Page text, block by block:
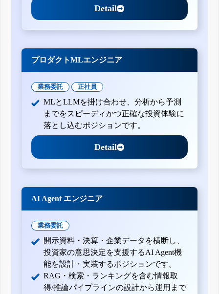
Detail
プロダクトMLエンジニア
業務委託 正社員
MLとLLMを掛け合わせ、分析から予測
までをスピーディかつ正確な投資体験に
落とし込むポジションです。
Detail
AI Agent エンジニア
業務委託
開示資料・決算・企業データを横断し、
投資家の意思決定を支援するAI Agent機
能を設計・実装するポジションです。
RAG・検索・ランキングを含む情報取
得/推論パイプラインの設計から運用まで